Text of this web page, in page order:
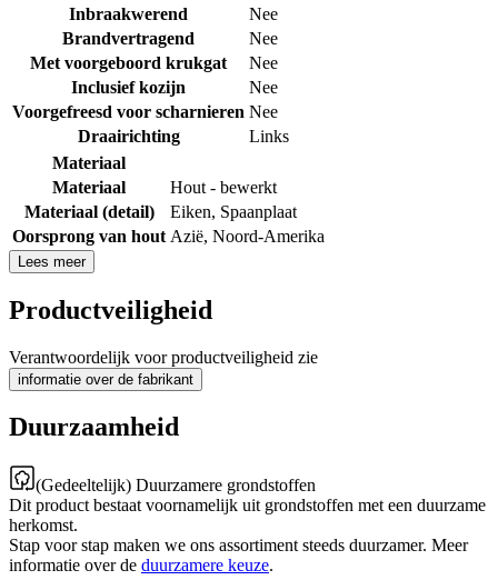
Inbraakwerend
Nee
Brandvertragend
Nee
Met voorgeboord krukgat
Nee
Inclusief kozijn
Nee
Voorgefreesd voor scharnieren Nee
Draairichting
Links
Materiaal
Materiaal
Hout - bewerkt
Materiaal (detail)
Eiken, Spaanplaat
Oorsprong van hout Azië, Noord-Amerika
Lees meer
Productveiligheid
Verantwoordelijk voor productveiligheid zie
informatie over de fabrikant
Duurzaamheid
(Gedeeltelijk) Duurzamere grondstoffen
Dit product bestaat voornamelijk uit grondstoffen met een duurzame
herkomst.
Stap voor stap maken we ons assortiment steeds duurzamer. Meer
informatie over de duurzamere keuze.